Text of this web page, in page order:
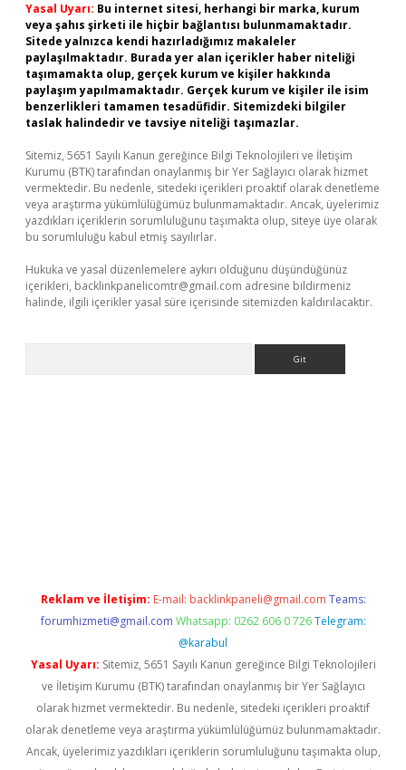
Yasal Uyarı: Bu internet sitesi, herhangi bir marka, kurum
veya şahıs şirketi ile hiçbir bağlantısı bulunmamaktadır.
Sitede yalnızca kendi hazırladığımız makaleler
paylaşılmaktadır. Burada yer alan içerikler haber niteliği
taşımamakta olup, gerçek kurum ve kişiler hakkında
paylaşım yapılmamaktadır. Gerçek kurum ve kişiler ile isim
benzerlikleri tamamen tesadüfidir. Sitemizdeki bilgiler
taslak halindedir ve tavsiye niteliği taşımazlar.
Sitemiz, 5651 Sayılı Kanun gereğince Bilgi Teknolojileri ve İletişim
Kurumu (BTK) tarafından onaylanmış bir Yer Sağlayıcı olarak hizmet
vermektedir. Bu nedenle, sitedeki içerikleri proaktif olarak denetleme
veya araştırma yükümlülüğümüz bulunmamaktadır. Ancak, üyelerimiz
yazdıkları içeriklerin sorumluluğunu taşımakta olup, siteye üye olarak
bu sorumluluğu kabul etmiş sayılırlar.
Hukuka ve yasal düzenlemelere aykırı olduğunu düşündüğünüz
içerikleri, backlinkpanelicomtr@gmail.com adresine bildirmeniz
halinde, ilgili içerikler yasal süre içerisinde sitemizden kaldırılacaktır.
Reklam ve İletişim: E-mail: backlinkpaneli@gmail.com Teams:
forumhizmeti@gmail.com Whatsapp: 0262 606 0 726 Telegram:
@karabul
Yasal Uyarı: Sitemiz, 5651 Sayılı Kanun gereğince Bilgi Teknolojileri
ve İletişim Kurumu (BTK) tarafından onaylanmış bir Yer Sağlayıcı
olarak hizmet vermektedir. Bu nedenle, sitedeki içerikleri proaktif
olarak denetleme veya araştırma yükümlülüğümüz bulunmamaktadır.
Ancak, üyelerimiz yazdıkları içeriklerin sorumluluğunu taşımakta olup,